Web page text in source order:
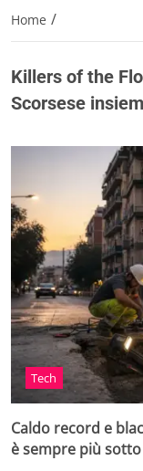
Home /
Killers of the
Scorsese
Tech
Caldo record e
è sempre più